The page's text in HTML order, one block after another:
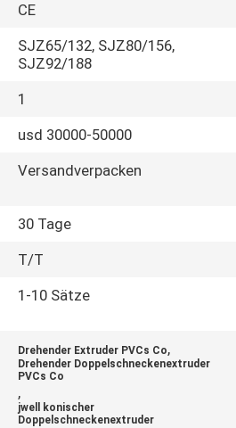
CE
SJZ65/132, SJZ80/156,
SJZ92/188
1
usd 30000-50000
Versandverpacken
30 Tage
T/T
1-10 Sätze
Drehender Extruder PVCs Co,
Drehender Doppelschneckenextruder
PVCs Co
,
jwell konischer
Doppelschneckenextruder